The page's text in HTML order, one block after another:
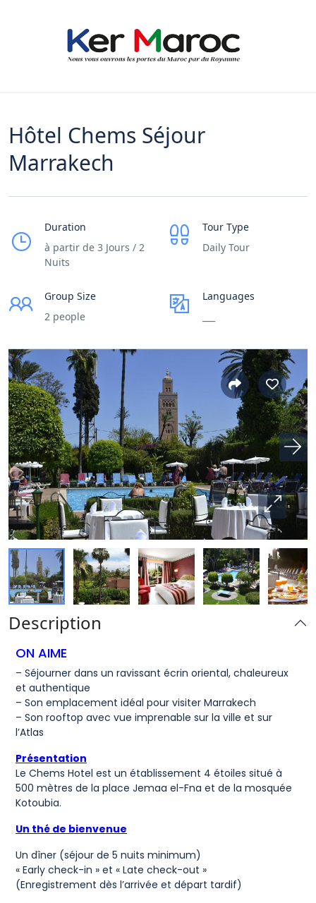
Hôtel Chems Séjour
Marrakech
Duration
à partir de 3 Jours / 2
Nuits
Tour Type
Daily Tour
Group Size
2 people
Languages
Description
ON AIME
– Séjourner dans un ravissant écrin oriental, chaleureux
et authentique
– Son emplacement idéal pour visiter Marrakech
– Son rooftop avec vue imprenable sur la ville et sur
l’Atlas
Présentation
Le Chems Hotel est un établissement 4 étoiles situé à
500 mètres de la place Jemaa el-Fna et de la mosquée
Kotoubia.
Un thé de bienvenue
Un dîner (séjour de 5 nuits minimum)
« Early check-in » et « Late check-out »
(Enregistrement dès l’arrivée et départ tardif)